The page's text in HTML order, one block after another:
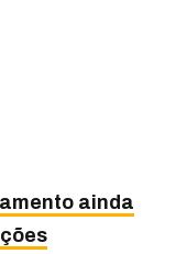
ainda